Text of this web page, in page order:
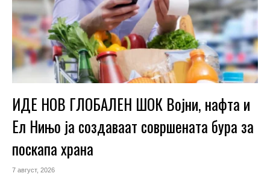
ИДЕ НОВ ГЛОБАЛЕН ШОК Војни, нафта и
Ел Нињо ја создаваат совршената бура за
поскапа храна
7 август, 2026